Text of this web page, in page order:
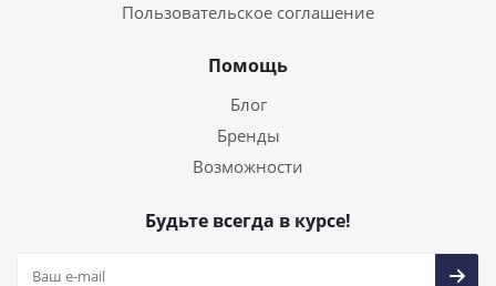
Пользовательское соглашение
Помощь
Блог
Бренды
Возможности
Будьте всегда в курсе!